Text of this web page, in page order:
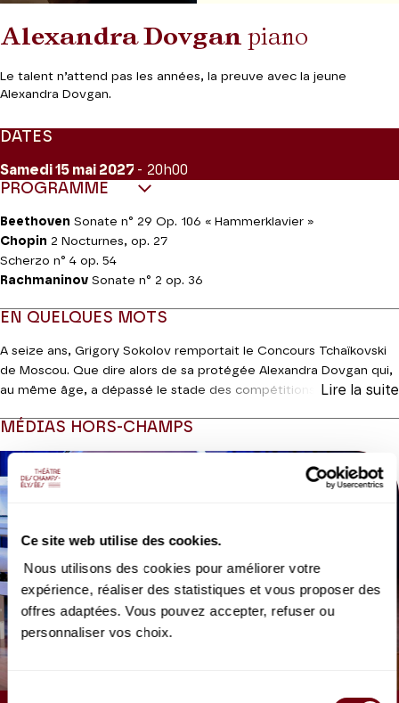
Ce site web utilise des cookies.
Nous utilisons des cookies pour améliorer votre
expérience, réaliser des statistiques et vous proposer des
offres adaptées. Vous pouvez accepter, refuser ou
personnaliser vos choix.
Sélection
Alexandra Dovgan piano
Le talent n’attend pas les années, la preuve avec la jeune
Alexandra Dovgan.
DATES
Samedi 15 mai 2027 - 20h00
PROGRAMME
Beethoven Sonate n° 29 Op. 106 « Hammerklavier »
Chopin 2 Nocturnes, op. 27
Scherzo n° 4 op. 54
Rachmaninov Sonate n° 2 op. 36
EN QUELQUES MOTS
A seize ans, Grigory Sokolov remportait le Concours Tchaïkovski
de Moscou. Que dire alors de sa protégée Alexandra Dovgan qui,
au même âge, a dépassé le stade des compétitions musicales
Beethoven pour l’immense « Hammerklavier », Chopin et la
sonate n° 2 de Rachmaninov pour laquelle l’auteur a choisi la
même tonalité de si bémol mineur que celle de la sonate n° 2 de
Chopin dont il était un grand admirateur. Quand l’admiration se
joue en écho.
Production Piano****
Lire la suite
MÉDIAS HORS-CHAMPS